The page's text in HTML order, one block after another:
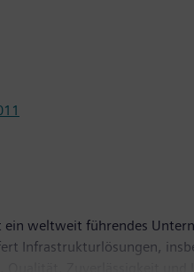
weltweit führendes
Infrastrukturlösungen,